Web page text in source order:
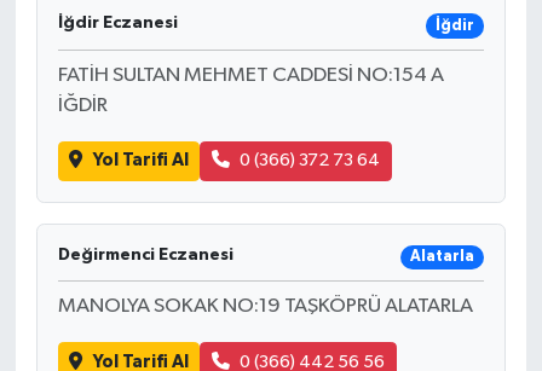
İğdir Eczanesi İğdir
FATİH SULTAN MEHMET CADDESİ NO:154 A
İĞDİR
Yol Tarifi Al 0 (366) 372 73 64
Değirmenci Eczanesi Alatarla
MANOLYA SOKAK NO:19 TAŞKÖPRÜ ALATARLA
Yol Tarifi Al 0 (366) 442 56 56